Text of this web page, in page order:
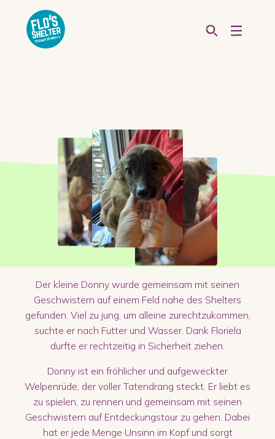
Der kleine Donny wurde gemeinsam mit seinen
Geschwistern auf einem Feld nahe des Shelters
gefunden. Viel zu jung, um alleine zurechtzukommen,
suchte er nach Futter und Wasser. Dank Floriela
durfte er rechtzeitig in Sicherheit ziehen.
Donny ist ein fröhlicher und aufgeweckter
Welpenrüde, der voller Tatendrang steckt. Er liebt es
zu spielen, zu rennen und gemeinsam mit seinen
Geschwistern auf Entdeckungstour zu gehen. Dabei
hat er jede Menge Unsinn im Kopf und sorgt